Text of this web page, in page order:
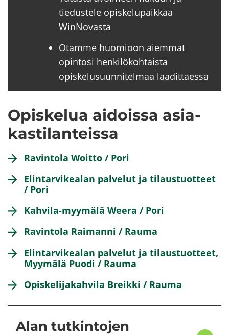
luun)
tiedustele opiskelupaikkaa
WinNovasta
Otamme huomioon aiemmat
opintosi henkilökohtaista
opiskelusuunnitelmaa laadittaessa
Opis­ke­lua ai­dois­sa asia­
kas­ti­lan­teis­sa
Ra­vin­to­la Woitto / Pori
Elin­tar­vi­kea­lan pal­ve­lut ja ti­laus­tuot­teet
/ Pori
Kahvila-​myymälä Weera / Pori
Ra­vin­to­la Rai­man­ni / Rauma
Elin­tar­vi­kea­lan pal­ve­lut ja ti­laus­tuot­teet,
Myy­mä­lä Puodi / Rauma
Opis­ke­li­ja­kah­vi­la Breik­ki / Rauma
Alan tutkintojen